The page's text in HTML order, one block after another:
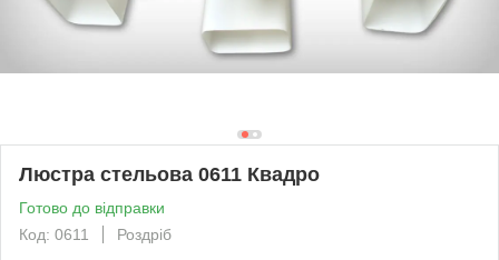
Люстра стельова 0611 Квадро
Готово до відправки
Код: 0611
Роздріб